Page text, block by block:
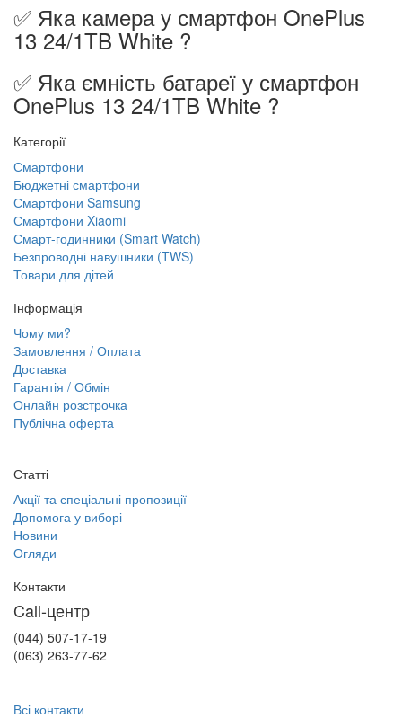
✅ Яка камера у смартфон OnePlus
13 24/1TB White ?
✅ Яка ємність батареї у смартфон
OnePlus 13 24/1TB White ?
Категорії
Смартфони
Бюджетні смартфони
Смартфони Samsung
Смартфони Xiaomi
Смарт-годинники (Smart Watch)
Безпроводні навушники (TWS)
Товари для дітей
Інформація
Чому ми?
Замовлення / Оплата
Доставка
Гарантія / Обмін
Онлайн розстрочка
Публічна оферта
Статті
Акції та спеціальні пропозиції
Допомога у виборі
Новини
Огляди
Контакти
Call-центр
(044) 507-17-19
(063) 263-77-62
Всі контакти